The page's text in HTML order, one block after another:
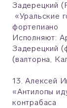
Задерецкий
«Уральские
фортепиано
Исполняют:
Задерецкий
(валторна,
13. Алексей
«Антилопы
контрабаса